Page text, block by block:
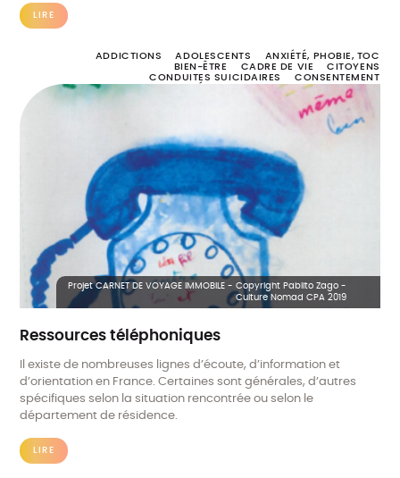
LIRE
ADDICTIONS ADOLESCENTS
ANXIÉTÉ, PHOBIE, TOC
BIEN-ÊTRE
CADRE DE VIE
CITOYENS
CONDUITES SUICIDAIRES
CONSENTEMENT
DÉTRESSE PSYCHOLOGIQUE
DEUIL
DIAGNOSTIC, DÉPISTAGE ET SOINS
DISCRIMINATION
ENFANCE
ERRANCE
FIN DE VIE
HOMOPHOBIE
MALADIE NEURODÉGÉNÉRATIVE
MIGRATION
NUMÉRIQUE
POLITIQUE PUBLIQUE DE SANTÉ MENTALE
PROFESSIONNELS
RÉTABLISSEMENT
STIGMATISATION
TROUBLE SCHIZOPHRÉNIQUE
TROUBLES BIPOLAIRES
TROUBLES DÉPRESSIFS
TROUBLES DU COMPORTEMENT ALIMENTAIRE
TROUBLES DU SPECTRE AUTISTIQUE
TROUBLES PSYCHIQUES
Projet CARNET DE VOYAGE IMMOBILE - Copyright Pablito Zago -
Culture Nomad CPA 2019
Ressources téléphoniques
Il existe de nombreuses lignes d’écoute, d’information et
d’orientation en France. Certaines sont générales, d’autres
spécifiques selon la situation rencontrée ou selon le
département de résidence.
LIRE